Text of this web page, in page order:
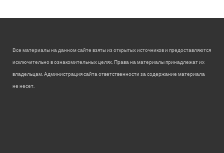
Все материалы на данном сайте взяты из открытых источников и предоставляются
исключительно в ознакомительных целях. Права на материалы принадлежат их
владельцам. Администрация сайта ответственности за содержание материала
не несет.